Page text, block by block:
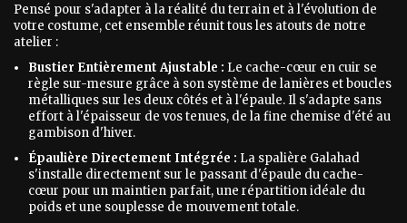
Pensé pour s'adapter à la réalité du terrain et à l'évolution de
votre costume, cet ensemble réunit tous les atouts de notre
atelier :
Bustier Entièrement Ajustable : Le cache-cœur en cuir se
règle sur-mesure grâce à son système de lanières et boucles
métalliques sur les deux côtés et à l'épaule. Il s'adapte sans
effort à l'épaisseur de vos tenues, de la fine chemise d'été au
gambison d'hiver.
Épaulière Directement Intégrée : La spalière Galahad
s'installe directement sur le passant d'épaule du cache-
cœur pour un maintien parfait, une répartition idéale du
poids et une souplesse de mouvement totale.